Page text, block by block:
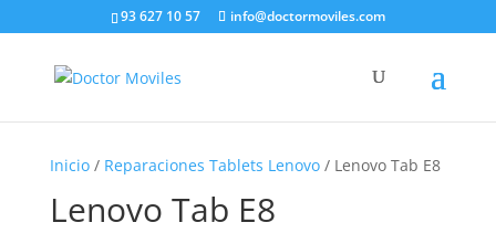
93 627 10 57 info@doctormoviles.com
Inicio/ Reparaciones Tablets Lenovo/ Lenovo Tab E8
Lenovo Tab E8